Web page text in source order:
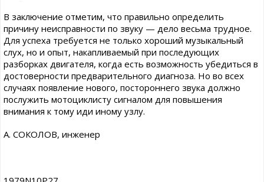
В заключение отметим, что правильно определить
причину неисправности по звуку — дело весьма трудное.
Для успеха требуется не только хороший музыкальный
слух, но и опыт, накапливаемый при последующих
разборках двигателя, когда есть возможность убедиться в
достоверности предварительного диагноза. Но во всех
случаях появление нового, постороннего звука должно
послужить мотоциклисту сигналом для повышения
внимания к тому иди иному узлу.
А. СОКОЛОВ, инженер